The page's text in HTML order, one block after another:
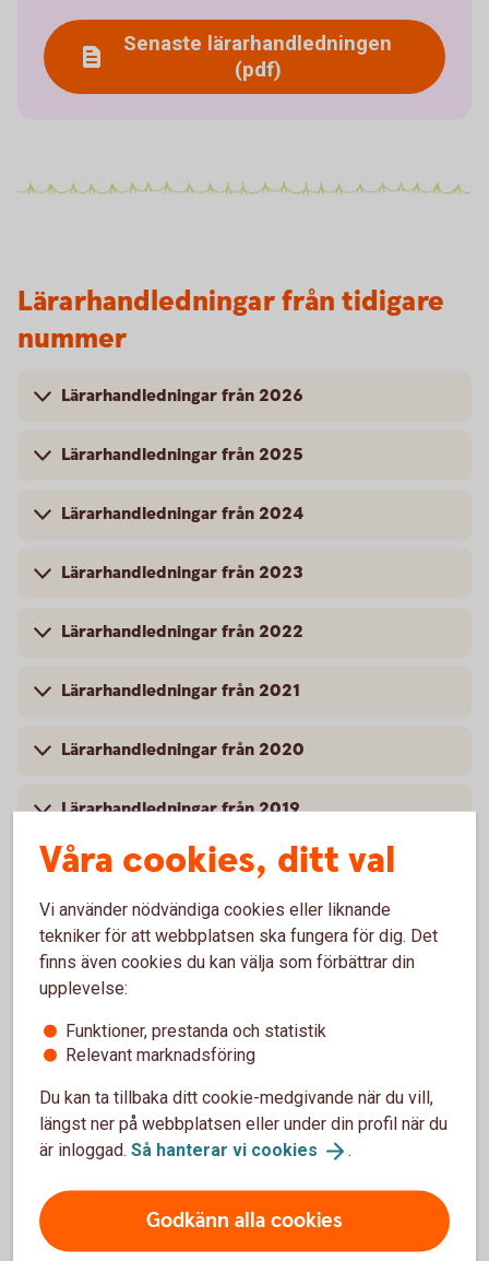
Senaste lärarhandledningen
(pdf)
Lärarhandledningar från tidigare
nummer
Lärarhandledningar från 2026
Lärarhandledningar från 2025
Lärarhandledningar från 2024
Lärarhandledningar från 2023
Lärarhandledningar från 2022
Lärarhandledningar från 2021
Lärarhandledningar från 2020
Lärarhandledningar från 2019
Lärarhandledningar från 2018
Lärarhandledningar från 2017
Lärarhandledningar från 2016
Lyckoslanten
Veckopengsskolan
Lärarhandledning
Våra cookies, ditt val
Vi använder nödvändiga cookies eller liknande
tekniker för att webbplatsen ska fungera för dig. Det
finns även cookies du kan välja som förbättrar din
upplevelse:
Funktioner, prestanda och statistik
Relevant marknadsföring
Du kan ta tillbaka ditt cookie-medgivande när du vill,
längst ner på webbplatsen eller under din profil när du
är inloggad. Så hanterar vi cookies .
Godkänn alla cookies